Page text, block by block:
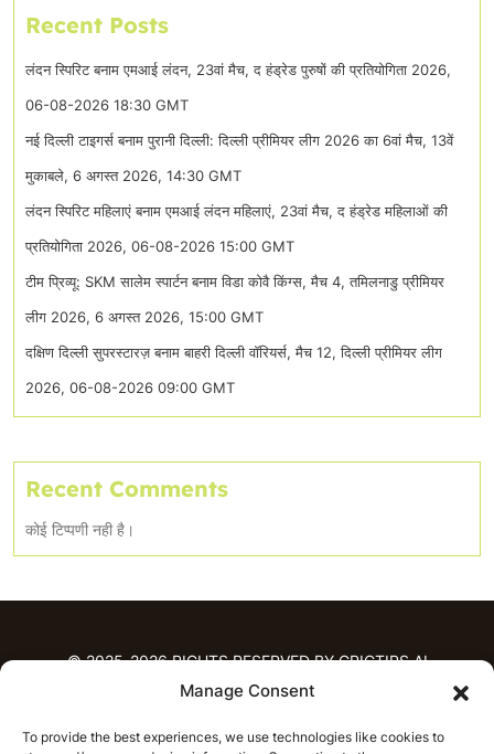
Manage Consent
To provide the best experiences, we use technologies like cookies to
Recent Posts
लंदन स्पिरिट बनाम एमआई लंदन, 23वां मैच, द हंड्रेड पुरुषों की प्रतियोगिता 2026,
06-08-2026 18:30 GMT
नई दिल्ली टाइगर्स बनाम पुरानी दिल्ली: दिल्ली प्रीमियर लीग 2026 का 6वां मैच, 13वें
मुकाबले, 6 अगस्त 2026, 14:30 GMT
लंदन स्पिरिट महिलाएं बनाम एमआई लंदन महिलाएं, 23वां मैच, द हंड्रेड महिलाओं की
प्रतियोगिता 2026, 06-08-2026 15:00 GMT
टीम प्रिव्यू: SKM सालेम स्पार्टन बनाम विडा कोवै किंग्स, मैच 4, तमिलनाडु प्रीमियर
लीग 2026, 6 अगस्त 2026, 15:00 GMT
दक्षिण दिल्ली सुपरस्टारज़ बनाम बाहरी दिल्ली वॉरियर्स, मैच 12, दिल्ली प्रीमियर लीग
2026, 06-08-2026 09:00 GMT
Recent Comments
कोई टिप्पणी नही है।
© 2025-2026 RIGHTS RESERVED BY CRICTIPS.AI
भविष्यवाणियाँ